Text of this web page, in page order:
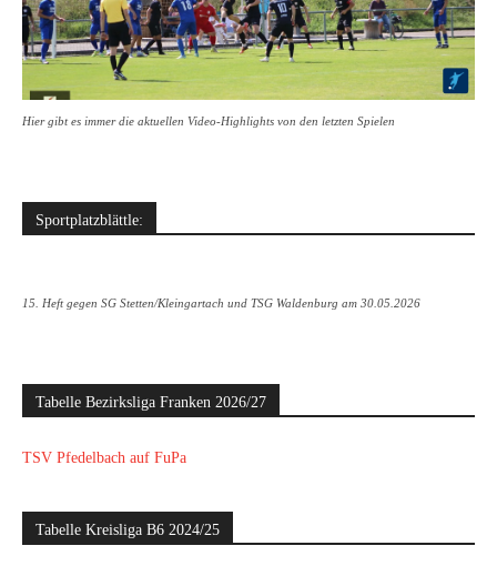
Hier gibt es immer die aktuellen Video-Highlights von den letzten Spielen
Sportplatzblättle:
15. Heft gegen SG Stetten/Kleingartach und TSG Waldenburg am 30.05.2026
Tabelle Bezirksliga Franken 2026/27
TSV Pfedelbach auf FuPa
Tabelle Kreisliga B6 2024/25